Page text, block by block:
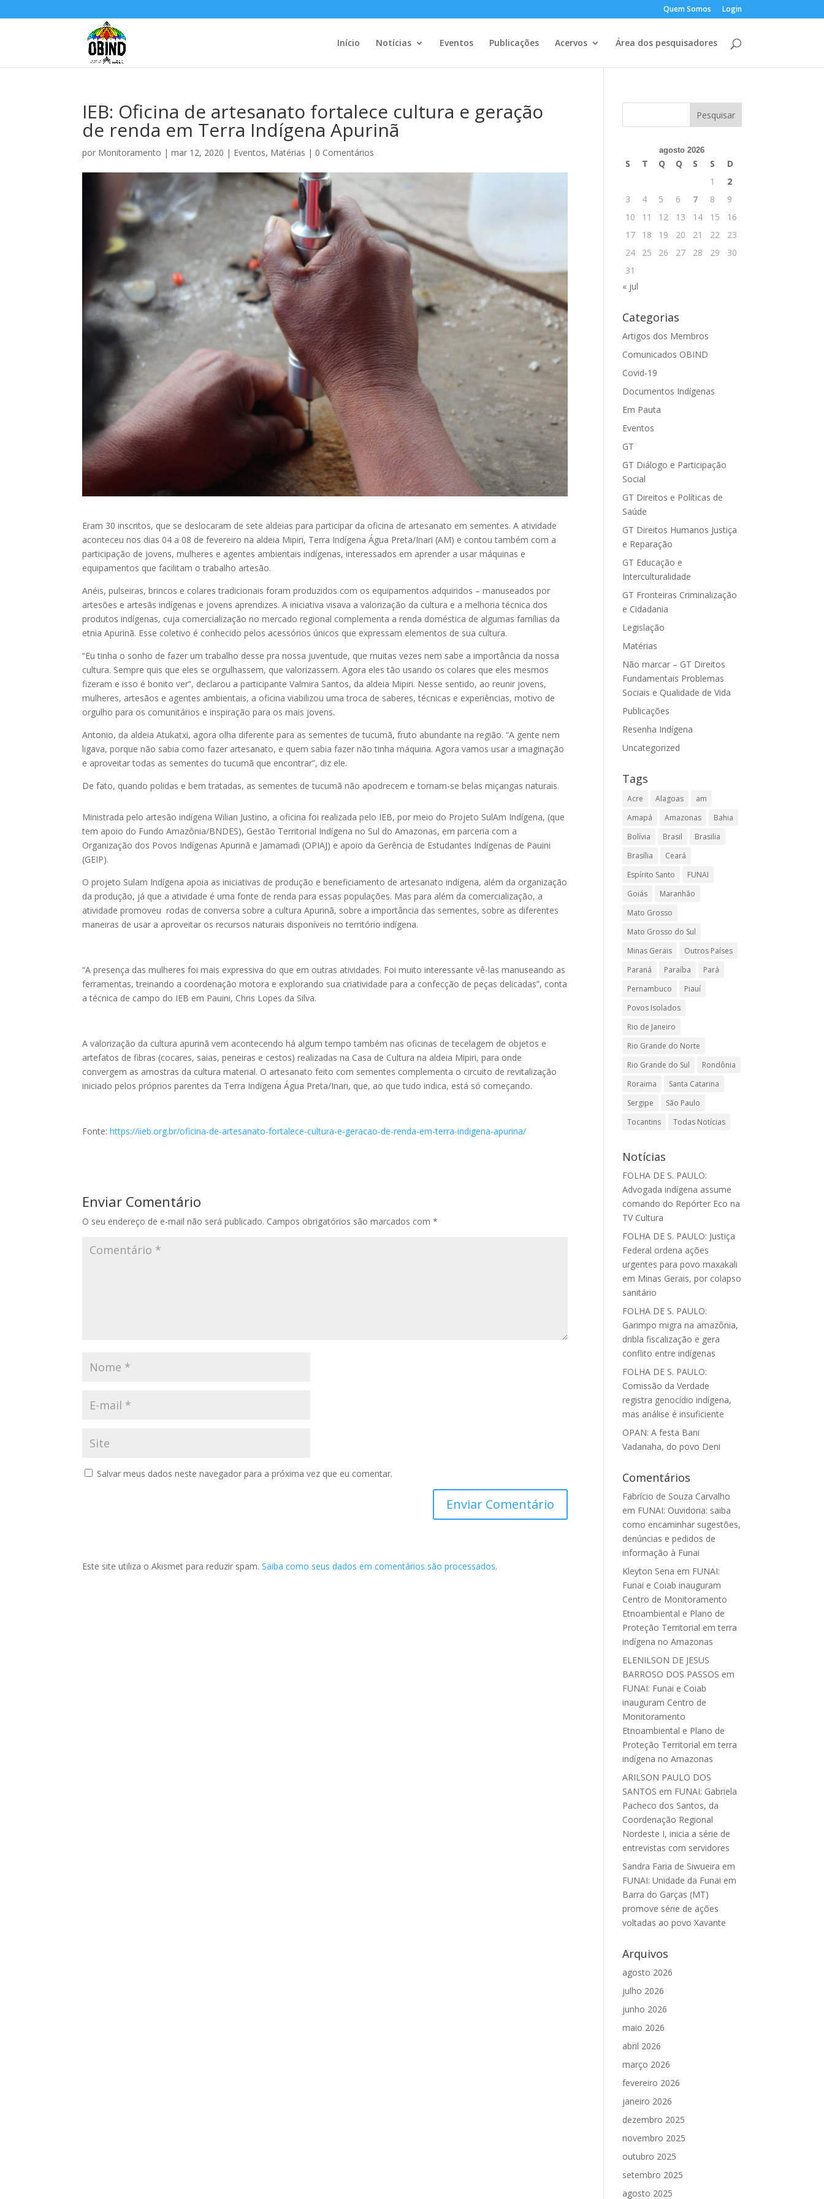
Quem Somos Login
Início Notícias Eventos Publicações Acervos Área dos pesquisadores
IEB: Oficina de artesanato fortalece cultura e geração
de renda em Terra Indígena Apurinã
por Monitoramento |mar 12, 2020 | Eventos, Matérias | 0 Comentários
Eram 30 inscritos, que se deslocaram de sete aldeias para participar da oficina de artesanato em sementes. A atividade
aconteceu nos dias 04 a 08 de fevereiro na aldeia Mipiri, Terra Indígena Água Preta/Inari (AM) e contou também com a
participação de jovens, mulheres e agentes ambientais indígenas, interessados em aprender a usar máquinas e
equipamentos que facilitam o trabalho artesão.
Anéis, pulseiras, brincos e colares tradicionais foram produzidos com os equipamentos adquiridos – manuseados por
artesões e artesãs indígenas e jovens aprendizes. A iniciativa visava a valorização da cultura e a melhoria técnica dos
produtos indígenas, cuja comercialização no mercado regional complementa a renda doméstica de algumas famílias da
etnia Apurinã. Esse coletivo é conhecido pelos acessórios únicos que expressam elementos de sua cultura.
“Eu tinha o sonho de fazer um trabalho desse pra nossa juventude, que muitas vezes nem sabe a importância da nossa
cultura. Sempre quis que eles se orgulhassem, que valorizassem. Agora eles tão usando os colares que eles mesmos
fizeram e isso é bonito ver”, declarou a participante Valmira Santos, da aldeia Mipiri. Nesse sentido, ao reunir jovens,
mulheres, artesãos e agentes ambientais, a oficina viabilizou uma troca de saberes, técnicas e experiências, motivo de
orgulho para os comunitários e inspiração para os mais jovens.
Antonio, da aldeia Atukatxi, agora olha diferente para as sementes de tucumã, fruto abundante na região. “A gente nem
ligava, porque não sabia como fazer artesanato, e quem sabia fazer não tinha máquina. Agora vamos usar a imaginação
e aproveitar todas as sementes do tucumã que encontrar”, diz ele.
De fato, quando polidas e bem tratadas, as sementes de tucumã não apodrecem e tornam-se belas miçangas naturais.
Ministrada pelo artesão indígena Wilian Justino, a oficina foi realizada pelo IEB, por meio do Projeto SulAm Indígena, (que
tem apoio do Fundo Amazônia/BNDES), Gestão Territorial Indígena no Sul do Amazonas, em parceria com a
Organização dos Povos Indígenas Apurinã e Jamamadi (OPIAJ) e apoio da Gerência de Estudantes Indígenas de Pauini
(GEIP).
O projeto Sulam Indígena apoia as iniciativas de produção e beneficiamento de artesanato indígena, além da organização
da produção, já que a atividade é uma fonte de renda para essas populações. Mas para além da comercialização, a
atividade promoveu rodas de conversa sobre a cultura Apurinã, sobre a importância das sementes, sobre as diferentes
maneiras de usar a aproveitar os recursos naturais disponíveis no território indígena.
“A presença das mulheres foi mais expressiva do que em outras atividades. Foi muito interessante vê-las manuseando as
ferramentas, treinando a coordenação motora e explorando sua criatividade para a confecção de peças delicadas”, conta
a técnica de campo do IEB em Pauini, Chris Lopes da Silva.
A valorização da cultura apurinã vem acontecendo há algum tempo também nas oficinas de tecelagem de objetos e
artefatos de fibras (cocares, saias, peneiras e cestos) realizadas na Casa de Cultura na aldeia Mipiri, para onde
convergem as amostras da cultura material. O artesanato feito com sementes complementa o circuito de revitalização
iniciado pelos próprios parentes da Terra Indígena Água Preta/Inari, que, ao que tudo indica, está só começando.
Fonte:https://iieb.org.br/oficina-de-artesanato-fortalece-cultura-e-geracao-de-renda-em-terra-indigena-apurina/
Enviar Comentário
O seu endereço de e-mail não será publicado. Campos obrigatórios são marcados com*
Salvar meus dados neste navegador para a próxima vez que eu comentar.
Este site utiliza o Akismet para reduzir spam.Saiba como seus dados em comentários são processados.
agosto 2026
S T Q Q S S
D
1
2
3
4 5 6 7 8
9
10
11 12 13 14 15
16
17
18 19 20 21 22
23
24
25 26 27 28 29
30
31
« jul
Categorias
Artigos dos Membros
Comunicados OBIND
Covid-19
Documentos Indígenas
Em Pauta
Eventos
GT
GT Diálogo e Participação
Social
GT Direitos e Políticas de
Saúde
GT Direitos Humanos Justiça
e Reparação
GT Educação e
Interculturalidade
GT Fronteiras Criminalização
e Cidadania
Legislação
Matérias
Não marcar – GT Direitos
Fundamentais Problemas
Sociais e Qualidade de Vida
Publicações
Resenha Indígena
Uncategorized
Tags
Acre Alagoas
am
Amapá
Amazonas
Bahia
Bolívia
Brasil
Brasilia
Brasília
Ceará
Espírito Santo
FUNAI
Goiás
Maranhão
Mato Grosso
Mato Grosso do Sul
Minas Gerais
Outros Países
Paraná
Paraíba
Pará
Pernambuco
Piauí
Povos Isolados
Rio de Janeiro
Rio Grande do Norte
Rio Grande do Sul
Rondônia
Roraima
Santa Catarina
Sergipe
São Paulo
Tocantins
Todas Notícias
Notícias
FOLHA DE S. PAULO:
Advogada indígena assume
comando do Repórter Eco na
TV Cultura
FOLHA DE S. PAULO: Justiça
Federal ordena ações
urgentes para povo maxakali
em Minas Gerais, por colapso
sanitário
FOLHA DE S. PAULO:
Garimpo migra na amazônia,
dribla fiscalização e gera
conflito entre indígenas
FOLHA DE S. PAULO:
Comissão da Verdade
registra genocídio indígena,
mas análise é insuficiente
OPAN: A festa Bani
Vadanaha, do povo Deni
Comentários
Fabrício de Souza Carvalho
em FUNAI: Ouvidoria: saiba
como encaminhar sugestões,
denúncias e pedidos de
informação à Funai
Kleyton Sena em FUNAI:
Funai e Coiab inauguram
Centro de Monitoramento
Etnoambiental e Plano de
Proteção Territorial em terra
indígena no Amazonas
ELENILSON DE JESUS
BARROSO DOS PASSOS em
FUNAI: Funai e Coiab
inauguram Centro de
Monitoramento
Etnoambiental e Plano de
Proteção Territorial em terra
indígena no Amazonas
ARILSON PAULO DOS
SANTOS em FUNAI: Gabriela
Pacheco dos Santos, da
Coordenação Regional
Nordeste I, inicia a série de
entrevistas com servidores
Sandra Faria de Siwueira em
FUNAI: Unidade da Funai em
Barra do Garças (MT)
promove série de ações
voltadas ao povo Xavante
Arquivos
agosto 2026
julho 2026
junho 2026
maio 2026
abril 2026
março 2026
fevereiro 2026
janeiro 2026
dezembro 2025
novembro 2025
outubro 2025
setembro 2025
agosto 2025